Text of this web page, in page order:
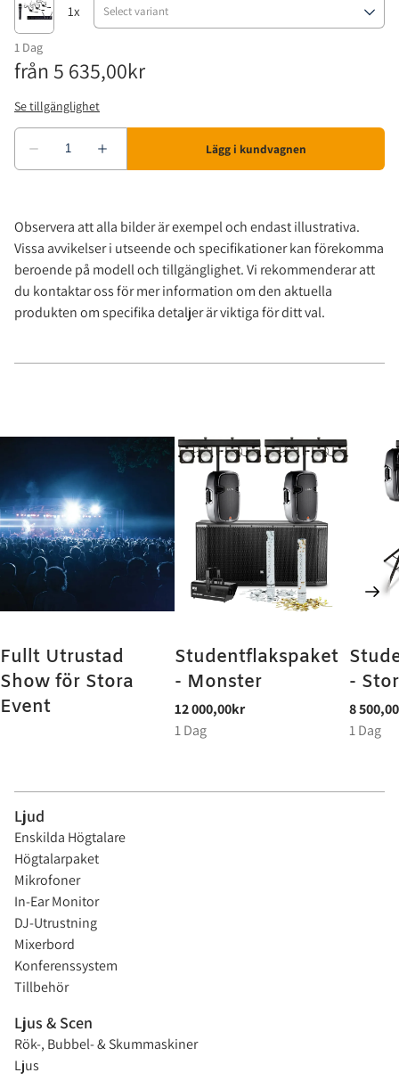
Observera att alla bilder är exempel och endast illustrativa.
Vissa avvikelser i utseende och specifikationer kan förekomma
beroende på modell och tillgänglighet. Vi rekommenderar att
du kontaktar oss för mer information om den aktuella
produkten om specifika detaljer är viktiga för ditt val.
Fullt Utrustad
Show för Stora
Event
Studentflakspaket
- Monster
-
Ljud
Enskilda Högtalare
Högtalarpaket
Mikrofoner
In-Ear Monitor
DJ-Utrustning
Mixerbord
Konferenssystem
Tillbehör
Ljus & Scen
Rök-, Bubbel- & Skummaskiner
Ljus